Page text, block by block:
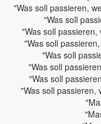
"Was soll passieren,
"Was soll
"Was soll
"Was soll
"Was soll
"Was soll
"Was soll
"Was soll passieren,